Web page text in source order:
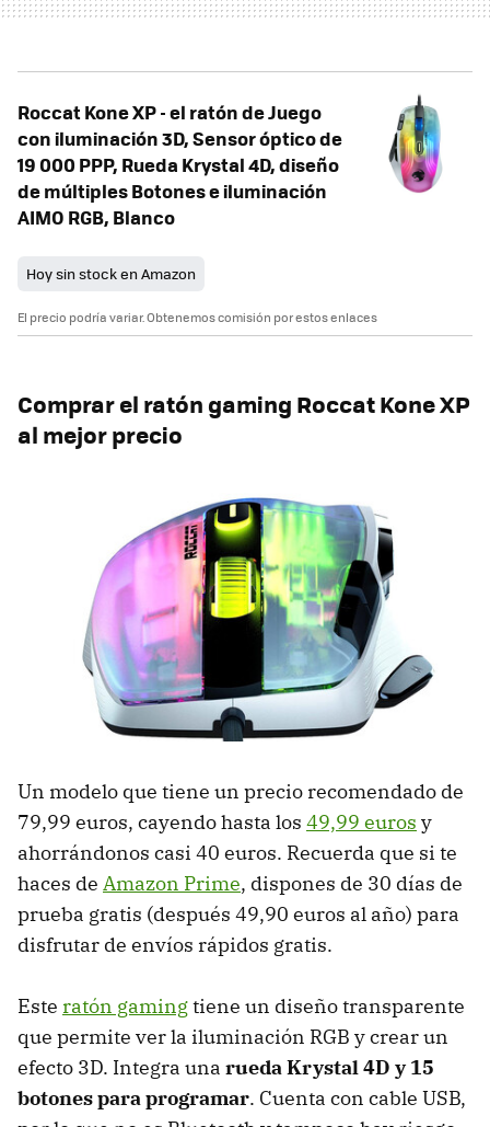
Roccat Kone XP - el ratón de Juego
con iluminación 3D, Sensor óptico de
19 000 PPP, Rueda Krystal 4D, diseño
de múltiples Botones e iluminación
AIMO RGB, Blanco
Hoy sin stock en Amazon
El precio podría variar. Obtenemos comisión por estos enlaces
Comprar el ratón gaming Roccat Kone XP
al mejor precio
Un modelo que tiene un precio recomendado de
79,99 euros, cayendo hasta los 49,99 euros y
ahorrándonos casi 40 euros. Recuerda que si te
haces de Amazon Prime, dispones de 30 días de
prueba gratis (después 49,90 euros al año) para
disfrutar de envíos rápidos gratis.
Este ratón gamingtiene un diseño transparente
que permite ver la iluminación RGB y crear un
efecto 3D. Integra una rueda Krystal 4D y 15
botones para programar. Cuenta con cable USB,